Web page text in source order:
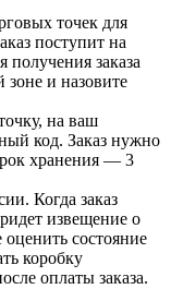
точек для
поступит на
получения заказа
зоне и назовите
на ваш
код. Заказ нужно
хранения — 3
Когда заказ
извещение о
состояние
коробку
оплаты заказа.